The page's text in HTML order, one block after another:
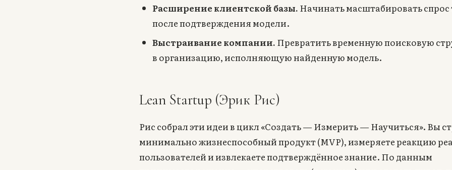
Расширение клиентской базы. Начинать масштабировать спрос
после подтверждения модели.
Выстраивание компании. Превратить временную поисковую
в организацию, исполняющую найденную модель.
Lean Startup (Эрик Рис)
Рис собрал эти идеи в цикл «Создать — Измерить — Научиться». Вы
минимально жизнеспособный продукт (MVP), измеряете реакцию
пользователей и извлекаете подтверждённое знание. По данным